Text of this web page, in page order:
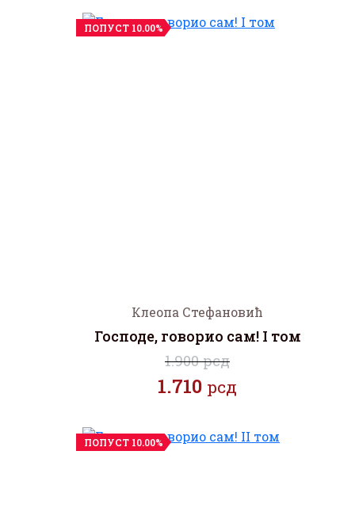
ПОПУСТ 10.00%
Клеопа Стефановић
Господе, говорио сам! I том
1.900 рсд
1.710 рсд
ПОПУСТ 10.00%